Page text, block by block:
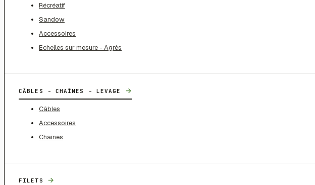
Récréatif
Sandow
Accessoires
Echelles sur mesure - Agrès
CÂBLES - CHAÎNES - LEVAGE →
Câbles
Accessoires
Chaines
FILETS →